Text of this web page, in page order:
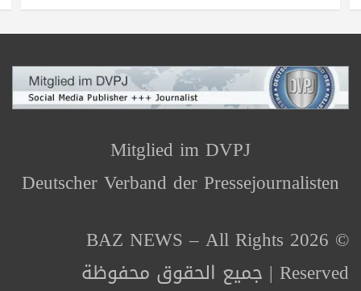
Mitglied im DVPJ
Deutscher Verband der Pressejournalisten
© 2026 BAZ NEWS – All Rights
Reserved | جميع الحقوق محفوظة